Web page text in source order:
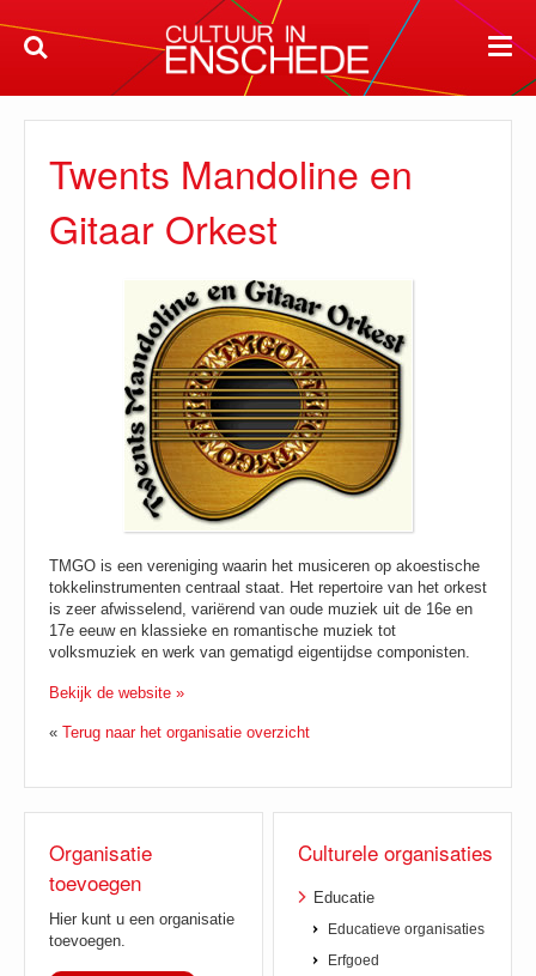
Twents Mandoline en
Gitaar Orkest
TMGO is een vereniging waarin het musiceren op akoestische
tokkelinstrumenten centraal staat. Het repertoire van het orkest
is zeer afwisselend, variërend van oude muziek uit de 16e en
17e eeuw en klassieke en romantische muziek tot
volksmuziek en werk van gematigd eigentijdse componisten.
Bekijk de website »
« Terug naar het organisatie overzicht
Organisatie
toevoegen
Hier kunt u een organisatie
toevoegen.
Culturele organisaties
Educatie
Educatieve organisaties
Erfgoed